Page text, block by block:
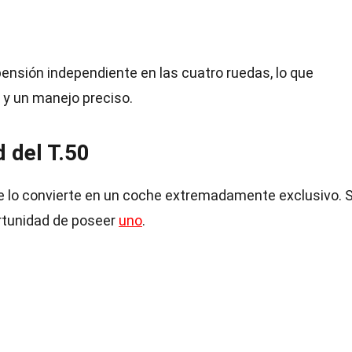
independiente en las cuatro ruedas, lo que
un manejo preciso.
del T.50
lo convierte en un coche extremadamente exclusivo.
de poseer uno.